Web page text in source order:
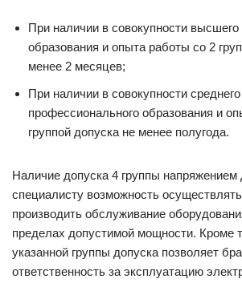
При наличии в совокупности
образования и опыта работы со 2
менее 2 месяцев;
При наличии в совокупности среднего
профессионального образования и
группой допуска не менее полугода.
Наличие допуска 4 группы напряжением
специалисту возможность
производить обслуживание
пределах допустимой мощности. Кроме
указанной группы допуска позволяет
ответственность за эксплуатацию